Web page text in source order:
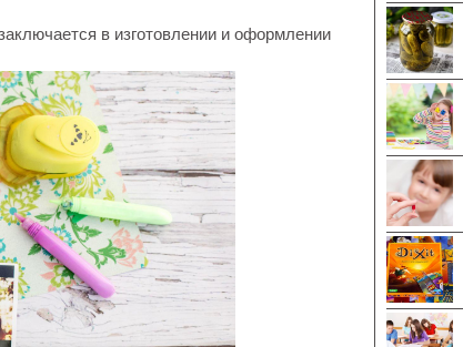
в изготовлении и оформлении